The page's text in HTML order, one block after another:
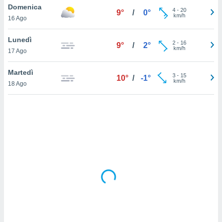
cookie
in
Domenica
16 Ago
9° / 0° 4- 20
km/h
Lunedì
17 Ago
9° / 2° 2- 16
km/h
Martedì
18 Ago
10° / -1° 3- 15
km/h